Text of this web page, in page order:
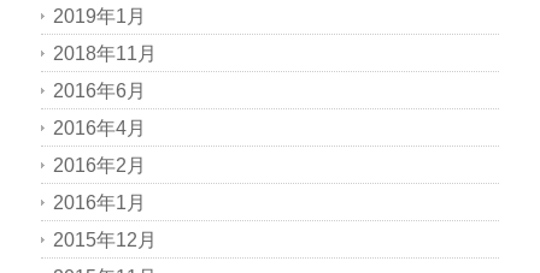
2019年1月
2018年11月
2016年6月
2016年4月
2016年2月
2016年1月
2015年12月